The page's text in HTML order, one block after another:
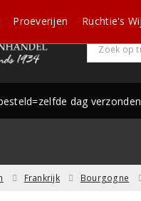
dag verzonden
Proeverijen Ruchtie's
Frankrijk Bourgogne